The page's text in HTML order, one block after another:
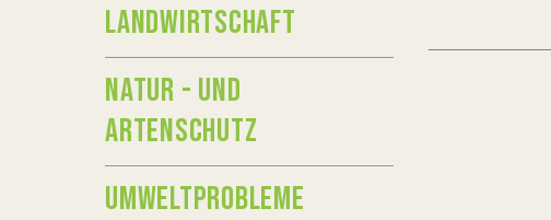
LANDWIRTSCHAFT
NATUR - UND
ARTENSCHUTZ
UMWELTPROBLEME